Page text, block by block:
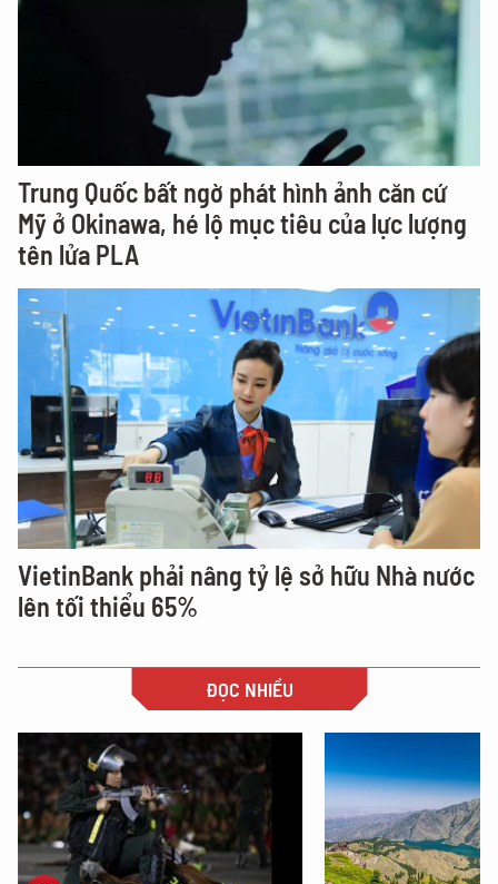
Trung Quốc bất ngờ phát hình ảnh căn cứ
Mỹ ở Okinawa, hé lộ mục tiêu của lực lượng
tên lửa PLA
VietinBank phải nâng tỷ lệ sở hữu Nhà nước
lên tối thiểu 65%
ĐỌC NHIỀU